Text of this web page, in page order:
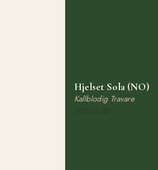
Hjelset Sola (NO)
Kallblodig Travare